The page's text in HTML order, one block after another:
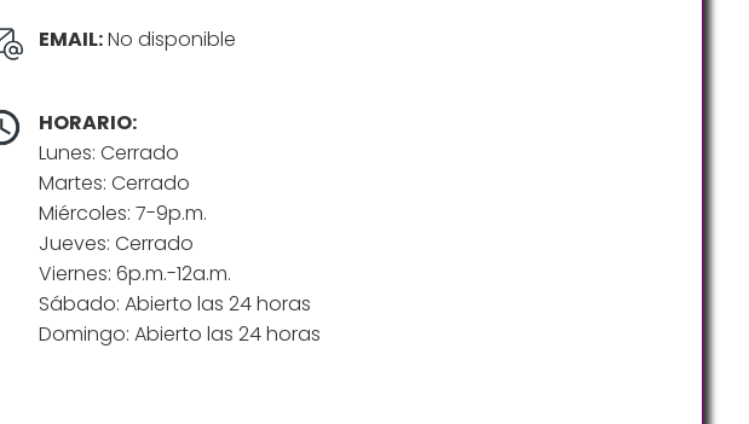
EMAIL:No disponible
HORARIO:
Lunes: Cerrado
Martes: Cerrado
Miércoles: 7-9p.m.
Jueves: Cerrado
Viernes: 6p.m.-12a.m.
Sábado: Abierto las 24 horas
Domingo: Abierto las 24 horas